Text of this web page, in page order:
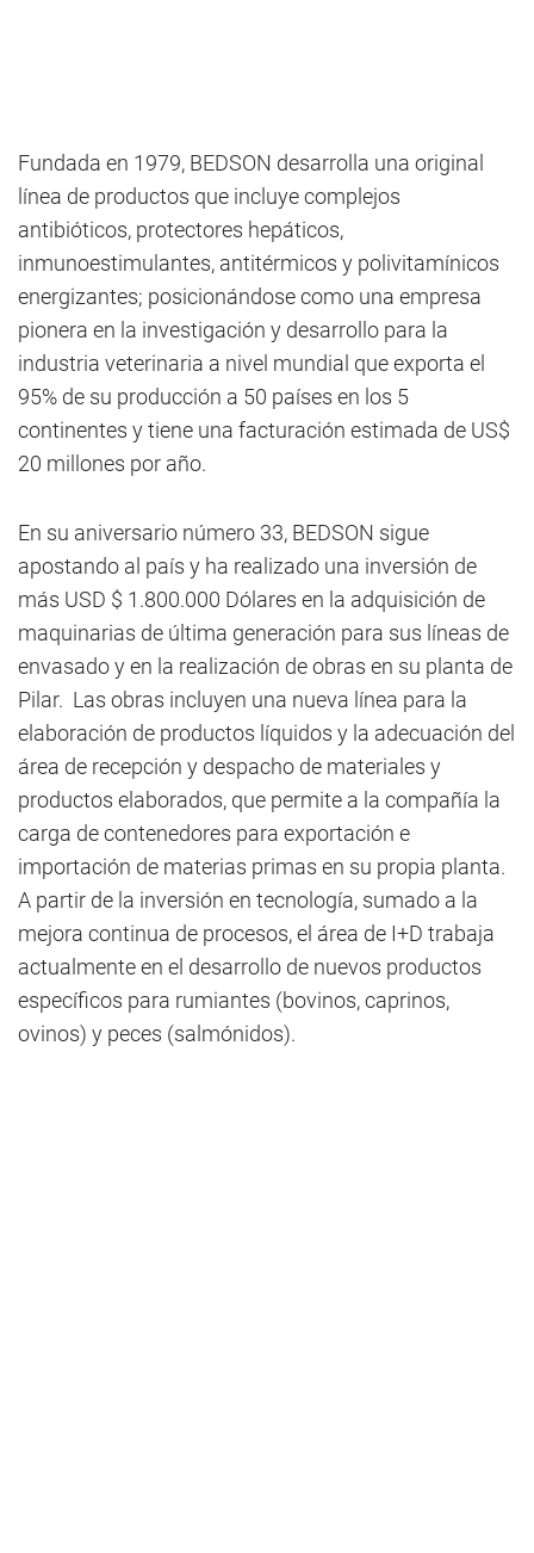
Fundada en 1979, BEDSON desarrolla una original
línea de productos que incluye complejos
antibióticos, protectores hepáticos,
inmunoestimulantes, antitérmicos y polivitamínicos
energizantes; posicionándose como una empresa
pionera en la investigación y desarrollo para la
industria veterinaria a nivel mundial que exporta el
95% de su producción a 50 países en los 5
continentes y tiene una facturación estimada de US$
20 millones por año.
En su aniversario número 33, BEDSON sigue
apostando al país y ha realizado una inversión de
más USD $ 1.800.000 Dólares en la adquisición de
maquinarias de última generación para sus líneas de
envasado y en la realización de obras en su planta de
Pilar. Las obras incluyen una nueva línea para la
elaboración de productos líquidos y la adecuación del
área de recepción y despacho de materiales y
productos elaborados, que permite a la compañía la
carga de contenedores para exportación e
importación de materias primas en su propia planta.
A partir de la inversión en tecnología, sumado a la
mejora continua de procesos, el área de I+D trabaja
actualmente en el desarrollo de nuevos productos
específicos para rumiantes (bovinos, caprinos,
ovinos) y peces (salmónidos).